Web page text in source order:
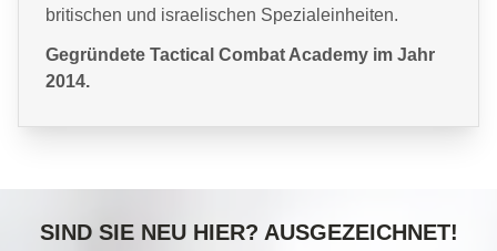
britischen und israelischen Spezialeinheiten.
Gegründete Tactical Combat Academy im Jahr
2014.
SIND SIE NEU HIER? AUSGEZEICHNET!